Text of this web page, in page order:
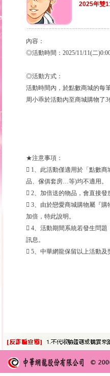
2025年雙
內容：
◎活動時間：2025/11/11(二
◎活動方式：
活動時間內，於點數商城的每
周小乖於活動內至商城購物了
★注意事項：
 1、此活動僅適用於「點數
品、傢俱套房…等)均不適用。
 2、加倍送的物品，會直接
 3、由於戀愛商城購物屬『
加倍，特此說明。
 4、活動期間系統若發生問
訊息。
 5、中華網龍保留以上活動